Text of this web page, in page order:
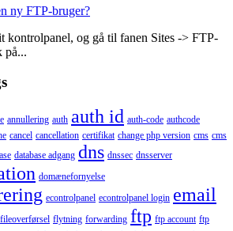
ny FTP-bruger?
kontrolpanel, og gå til fanen Sites -> FTP-
på...
annullering auth auth id auth-code authcode
cancel cancellation certifikat change php version cms cms
database adgang dns dnssec dnsserver
domænefornyelse
econtrolpanel econtrolpanel login email
fileoverførsel flytning forwarding ftp ftp account ftp